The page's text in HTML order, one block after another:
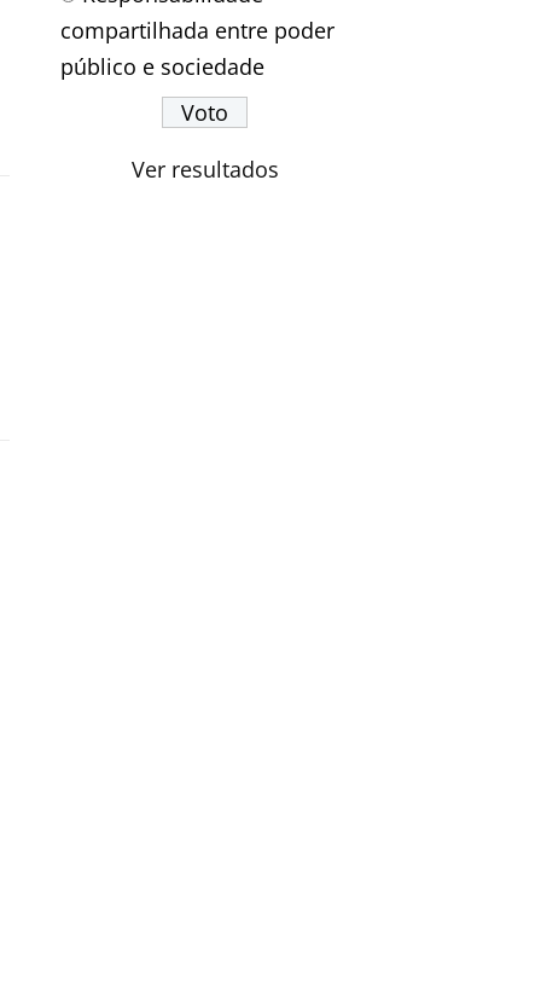
compartilhada entre poder
público e sociedade
Ver resultados